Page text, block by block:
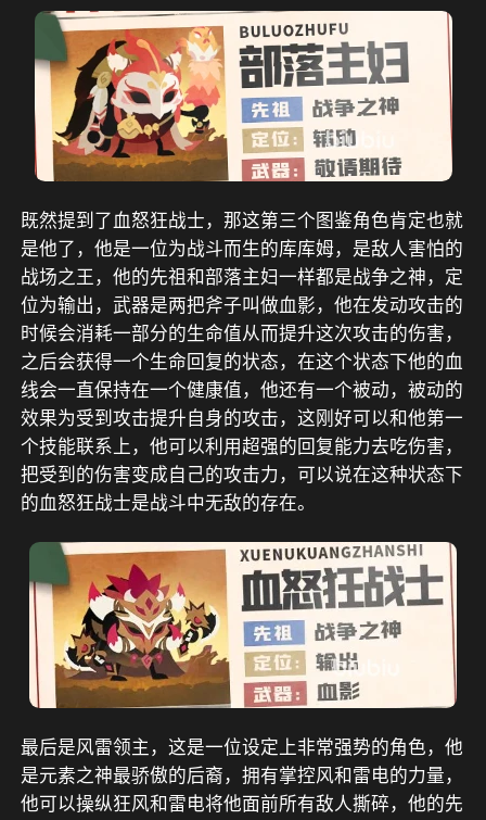
既然提到了血怒狂战士，那这第三个图鉴角色肯定也就
是他了，他是一位为战斗而生的库库姆，是敌人害怕的
战场之王，他的先祖和部落主妇一样都是战争之神，定
位为输出，武器是两把斧子叫做血影，他在发动攻击的
时候会消耗一部分的生命值从而提升这次攻击的伤害，
之后会获得一个生命回复的状态，在这个状态下他的血
线会一直保持在一个健康值，他还有一个被动，被动的
效果为受到攻击提升自身的攻击，这刚好可以和他第一
个技能联系上，他可以利用超强的回复能力去吃伤害，
把受到的伤害变成自己的攻击力，可以说在这种状态下
的血怒狂战士是战斗中无敌的存在。
最后是风雷领主，这是一位设定上非常强势的角色，他
是元素之神最骄傲的后裔，拥有掌控风和雷电的力量，
他可以操纵狂风和雷电将他面前所有敌人撕碎，他的先